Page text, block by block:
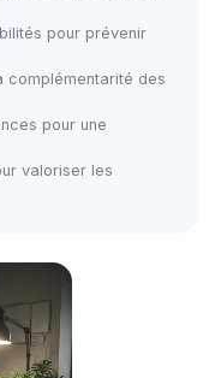
pour prévenir
complémentarité des
pour une
valoriser les